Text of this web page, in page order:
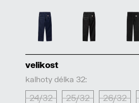
velikost
kalhoty délka 32:
24/32 25/32 26/32